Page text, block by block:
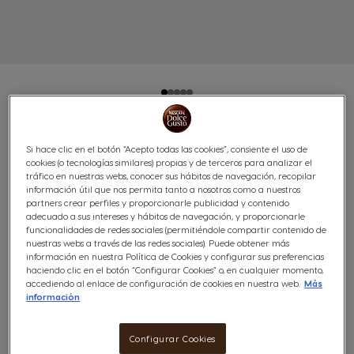
CHOCOCINO DOLCE
GUSTO® 48 CÁPSULAS
Envolvente & chocolateado
(65)
Cápsulas: x24 x24
Icono Cápsula
Este Chococino de NESCAFÉ® Dolce Gusto® es un
delicado e indulgente chocolate caliente con el
Si hace clic en el botón “Acepto todas las cookies”, consiente el uso de
cookies (o tecnologías similares) propias y de terceros para analizar el
tráfico en nuestras webs, conocer sus hábitos de navegación, recopilar
información útil que nos permita tanto a nosotros como a nuestros
partners crear perfiles y proporcionarle publicidad y contenido
adecuado a sus intereses y hábitos de navegación, y proporcionarle
funcionalidades de redes sociales (permitiéndole compartir contenido de
nuestras webs a través de las redes sociales). Puede obtener más
información en nuestra Política de Cookies y configurar sus preferencias
haciendo clic en el botón “Configurar Cookies” o, en cualquier momento,
accediendo al enlace de configuración de cookies en nuestra web. Más
información
Configurar Cookies